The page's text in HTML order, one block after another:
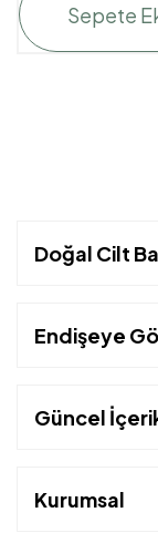
Sepete
Doğal Cilt
Endişeye
Güncel
Kurumsal